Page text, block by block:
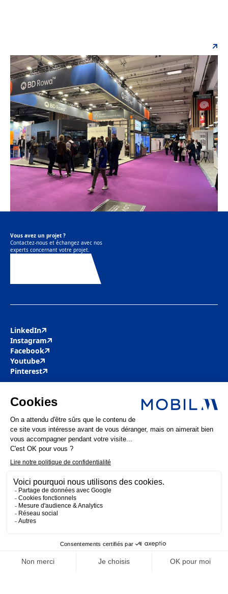
Vous avez un projet ?
Contactez-nous et échangez avec nos
experts concernant votre projet.
LinkedIn
Instagram
Facebook
Youtube
Pinterest
Mobil M & Vous
Nos offres d’emploi
Actualités
FAQ
Mentions légales